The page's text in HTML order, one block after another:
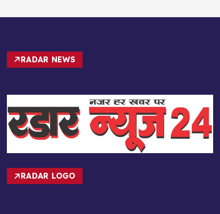
RADAR NEWS
RADAR LOGO